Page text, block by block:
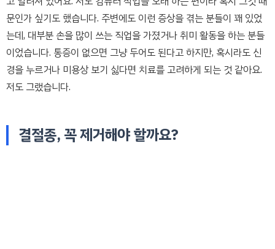
문인가 싶기도 했습니다. 주변에도 이런 증상을 겪는 분들이 꽤 있었
는데, 대부분 손을 많이 쓰는 직업을 가졌거나 취미 활동을 하는 분들
이었습니다. 통증이 없으면 그냥 두어도 된다고 하지만, 혹시라도 신
경을 누르거나 미용상 보기 싫다면 치료를 고려하게 되는 것 같아요.
저도 그랬습니다.
결절종, 꼭 제거해야 할까요?